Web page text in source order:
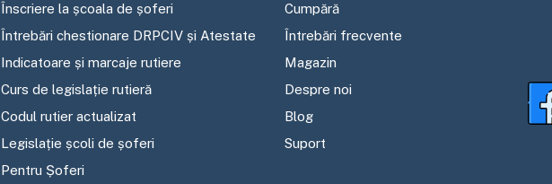
Înscriere la școala de șoferi
Întrebări chestionare DRPCIV și Atestate
Indicatoare și marcaje rutiere
Curs de legislație rutieră
Codul rutier actualizat
Legislație școli de șoferi
Pentru Șoferi
Cumpără
Întrebări frecvente
Magazin
Despre noi
Blog
Suport